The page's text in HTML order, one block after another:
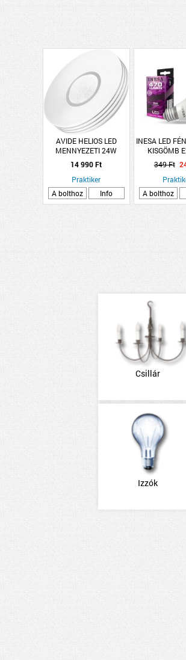
AVIDE HELIOS LED
MENNYEZETI 24W
2000LM 38CM 4000K
CSILLAG ÉS KRISTÁLY
EFFEKTEL
14 990 Ft
Praktiker
A bolthoz
Info
INESA LED
KISGÖMB
349 Ft
A bolthoz
Csillár
Izzók